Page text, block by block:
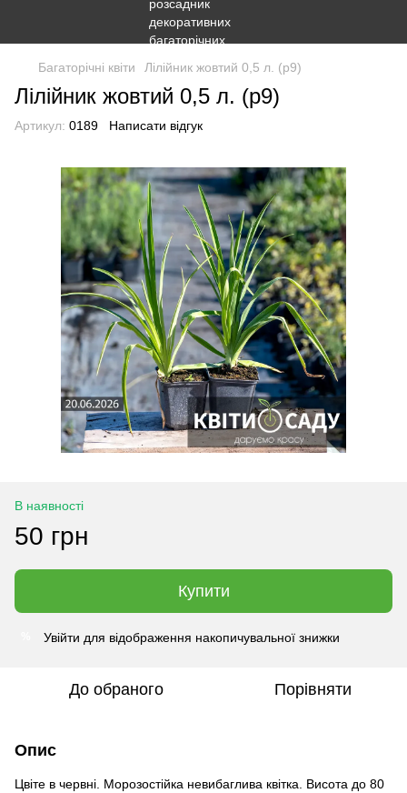
Багаторічні квіти Лілійник жовтий 0,5 л. (p9)
Лілійник жовтий 0,5 л. (p9)
Артикул: 0189 Написати відгук
В наявності
50 грн
Купити
Увійти для відображення накопичувальної знижки
До обраного Порівняти
Опис
Цвіте в червні. Морозостійка невибаглива квітка. Висота до 80